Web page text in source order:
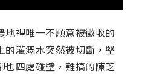
地裡唯一不願意被徵收的
的灌溉水突然被切斷，堅
也四處碰壁，難搞的陳芝